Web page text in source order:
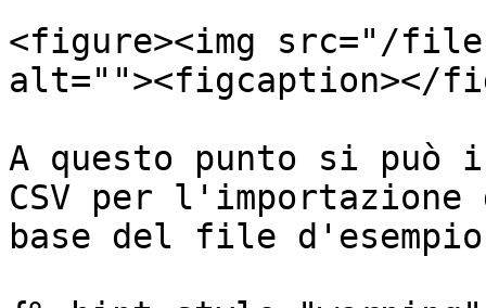
<figure><img src="/files/
alt=""><figcaption></
A questo punto si
CSV per
base del file